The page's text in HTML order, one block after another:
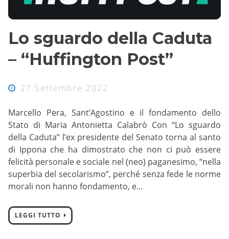
Lo sguardo della Caduta
– “Huffington Post”
27 Settembre 2022
Marcello Pera, Sant’Agostino e il fondamento dello
Stato di Maria Antonietta Calabrò Con “Lo sguardo
della Caduta” l’ex presidente del Senato torna al santo
di Ippona che ha dimostrato che non ci può essere
felicità personale e sociale nel (neo) paganesimo, “nella
superbia del secolarismo”, perché senza fede le norme
morali non hanno fondamento, e…
LEGGI TUTTO